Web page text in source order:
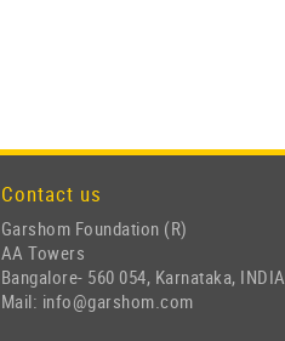
Contact us
Garshom Foundation (R)
AA Towers
Bangalore- 560 054, Karnataka, INDIA
Mail: info@garshom.com